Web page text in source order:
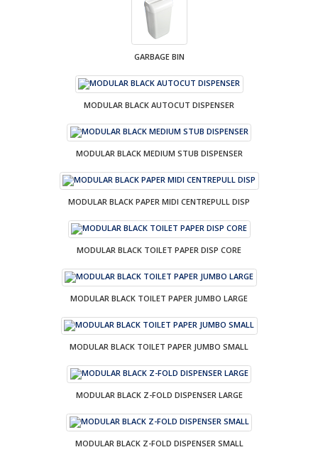
GARBAGE BIN
MODULAR BLACK AUTOCUT DISPENSER
MODULAR BLACK MEDIUM STUB DISPENSER
MODULAR BLACK PAPER MIDI CENTREPULL DISP
MODULAR BLACK TOILET PAPER DISP CORE
MODULAR BLACK TOILET PAPER JUMBO LARGE
MODULAR BLACK TOILET PAPER JUMBO SMALL
MODULAR BLACK Z-FOLD DISPENSER LARGE
MODULAR BLACK Z-FOLD DISPENSER SMALL